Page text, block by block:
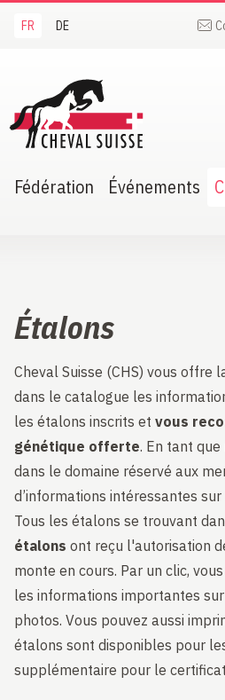
FR DE
Suisse
Fédération Événements
Étalons
Cheval Suisse (CHS) vous offre
dans le catalogue les
les étalons inscrits et vous
génétique offerte. En tant
dans le domaine réservé aux
d’informations intéressantes
Tous les étalons se trouvant
étalons ont reçu l'autorisation
monte en cours. Par un clic,
les informations importantes
photos. Vous pouvez aussi
étalons sont disponibles pour
supplémentaire pour le certificat